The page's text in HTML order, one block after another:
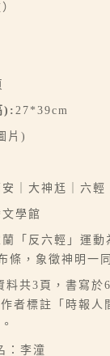
): 27*39cm
片)
｜大神尪｜六輕
學館
「反六輕」運
條，象徵神明一
料共3頁，書寫於
者標註「時報人
：李潼